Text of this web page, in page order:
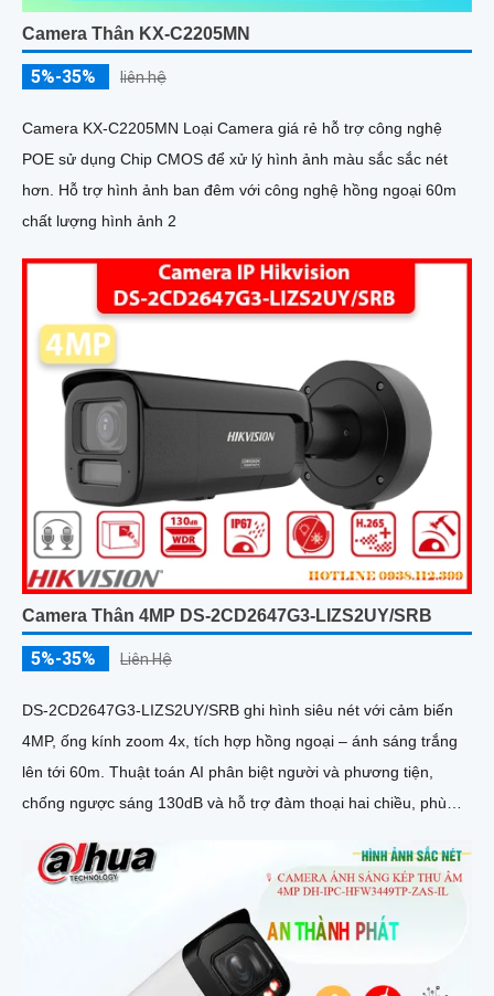
Camera Thân KX-C2205MN
5%-35% liên hệ
Camera KX-C2205MN Loại Camera giá rẻ hỗ trợ công nghệ
POE sử dụng Chip CMOS để xử lý hình ảnh màu sắc sắc nét
hơn. Hỗ trợ hình ảnh ban đêm với công nghệ hồng ngoại 60m
chất lượng hình ảnh 2
Camera Thân 4MP DS-2CD2647G3-LIZS2UY/SRB
5%-35% Liên Hệ
DS-2CD2647G3-LIZS2UY/SRB ghi hình siêu nét với cảm biến
4MP, ống kính zoom 4x, tích hợp hồng ngoại – ánh sáng trắng
lên tới 60m. Thuật toán AI phân biệt người và phương tiện,
chống ngược sáng 130dB và hỗ trợ đàm thoại hai chiều, phù